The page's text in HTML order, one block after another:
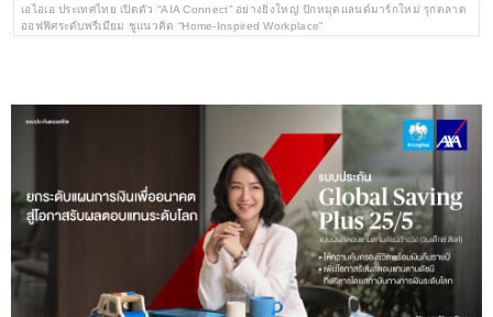
เอไอเอ ประเทศไทย เปิดตัว “AIA Connect” อย่างยิ่งใหญ่ ปักหมุดแลนด์มาร์กใหม่ รุกตลาด
ออฟฟิศระดับพรีเมียม ชูแนวคิด “Home-Inspired Workplace”